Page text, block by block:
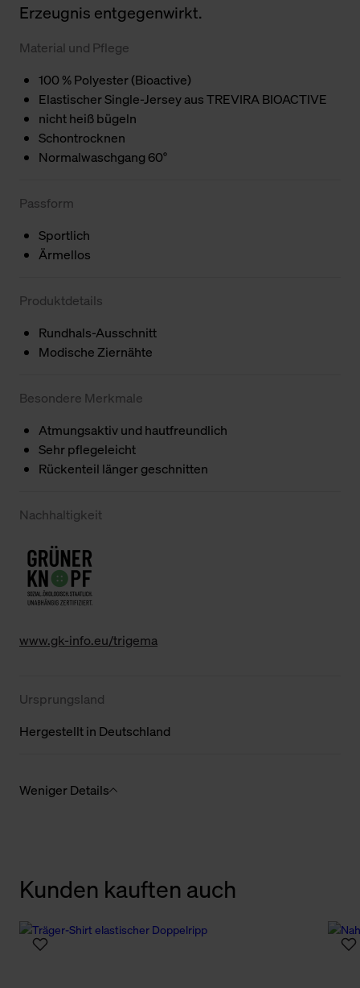
Erzeugnis entgegenwirkt.
Material und Pflege
100 % Polyester (Bioactive)
Elastischer Single-Jersey aus TREVIRA BIOACTIVE
nicht heiß bügeln
Schontrocknen
Normalwaschgang 60°
Passform
Sportlich
Ärmellos
Produktdetails
Rundhals-Ausschnitt
Modische Ziernähte
Besondere Merkmale
Atmungsaktiv und hautfreundlich
Sehr pflegeleicht
Rückenteil länger geschnitten
Nachhaltigkeit
www.gk-info.eu/trigema
Ursprungsland
Hergestellt in Deutschland
Weniger Details
Kunden kauften auch